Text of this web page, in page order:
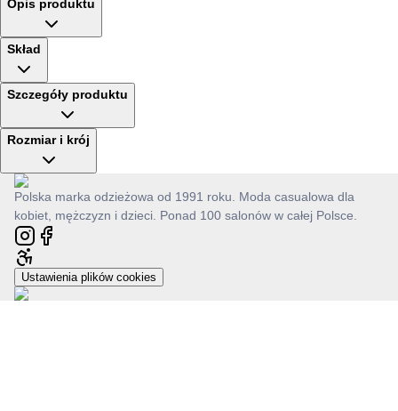
Opis produktu
Skład
Szczegóły produktu
Rozmiar i krój
Polska marka odzieżowa od 1991 roku. Moda casualowa dla
kobiet, mężczyzn i dzieci. Ponad 100 salonów w całej Polsce.
Ustawienia plików cookies